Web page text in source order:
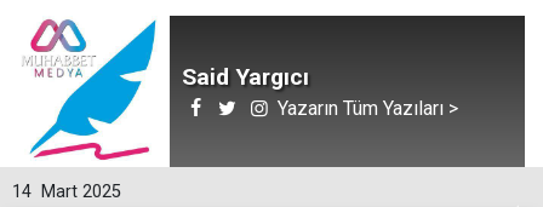
Said Yargıcı
Yazarın Tüm Yazıları >
14 Mart 2025